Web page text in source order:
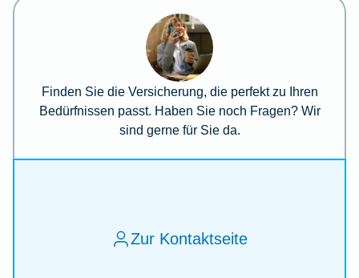
Finden Sie die Versicherung, die perfekt zu Ihren
Bedürfnissen passt. Haben Sie noch Fragen? Wir
sind gerne für Sie da.
Zur Kontaktseite